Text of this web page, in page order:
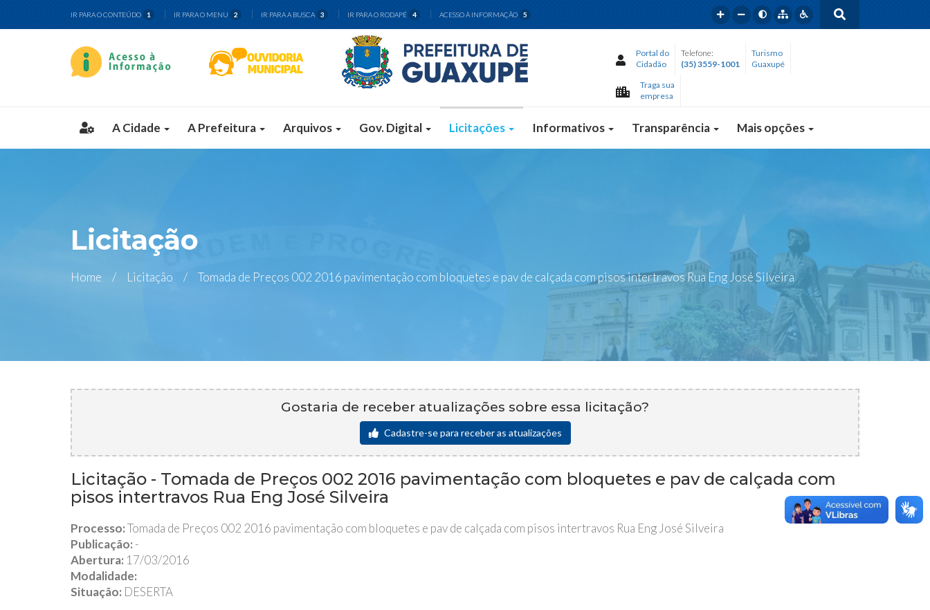
IR PARA O CONTEÚDO 1 IR PARA O MENU 2 IR PARA A BUSCA 3 IR PARA O RODAPÉ 4 ACESSO À INFORMAÇÃO 5
Portal do
Cidadão
Telefone:
(35) 3559-1001
Turismo
Guaxupé
Traga sua
empresa
A Cidade A Prefeitura Arquivos Gov. Digital Licitações Informativos Transparência Mais opções
Licitação
Home Licitação Tomada de Preços 002 2016 pavimentação com bloquetes e pav de calçada com pisos intertravos Rua Eng José Silveira
Gostaria de receber atualizações sobre essa licitação?
Cadastre-se para receber as atualizações
Licitação - Tomada de Preços 002 2016 pavimentação com bloquetes e pav de calçada com
pisos intertravos Rua Eng José Silveira
Processo:Tomada de Preços 002 2016 pavimentação com bloquetes e pav de calçada com pisos intertravos Rua Eng José Silveira
Publicação: -
Abertura: 17/03/2016
Modalidade:
Situação: DESERTA